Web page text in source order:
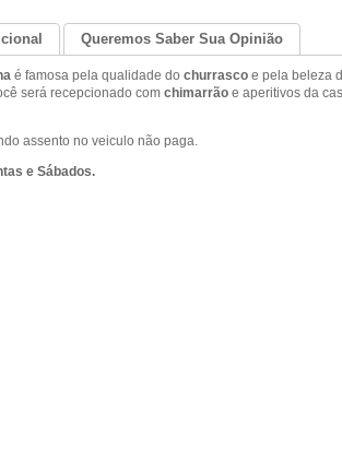
Queremos Saber Sua Opinião
é famosa pela qualidade do churrasco e pela beleza
será recepcionado com chimarrão e aperitivos da
assento no veiculo não paga.
e Sábados.